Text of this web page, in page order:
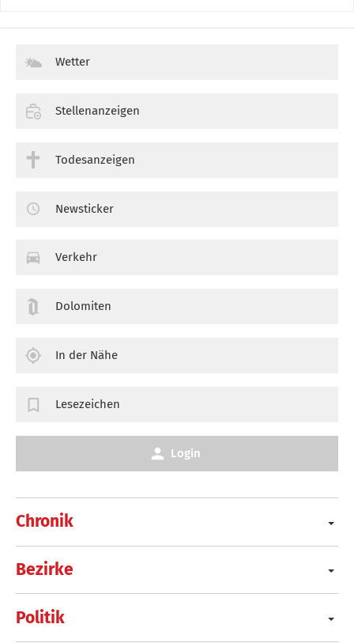
Chronik
Bezirke
Politik
Wetter
Stellenanzeigen
Todesanzeigen
Newsticker
Verkehr
Dolomiten
In der Nähe
Lesezeichen
Login